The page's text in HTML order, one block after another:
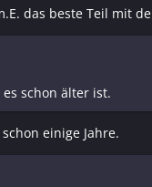
das beste Teil mit
schon älter ist.
einige Jahre.